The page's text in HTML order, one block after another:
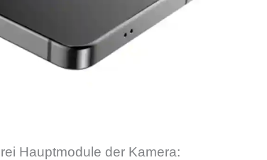
Hauptmodule der Kamera: